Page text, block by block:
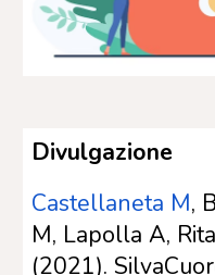
Divulgazione
Castellaneta M,
M, Lapolla A,
(2021).